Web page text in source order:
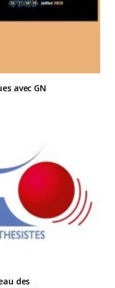
avec GN
des